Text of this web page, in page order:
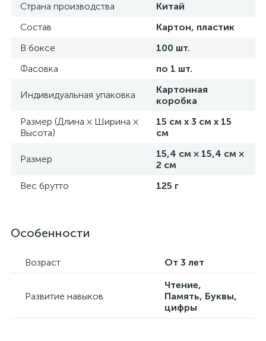
Страна производства
Китай
Состав
Картон, пластик
В боксе
100 шт.
Фасовка
по 1 шт.
Индивидуальная упаковка
Картонная
коробка
Размер (Длина × Ширина ×
Высота)
15 см х 3 см х 15
см
Размер
15,4 см × 15,4 см ×
2 см
Вес брутто
125 г
Особенности
Возраст От 3 лет
Развитие навыков
Чтение,
Память, Буквы,
цифры